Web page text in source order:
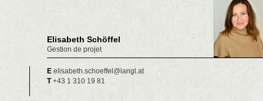
Elisabeth Schöffel
Gestion de projet
E elisabeth.schoeffel@langl.at
T+43 1 310 19 81